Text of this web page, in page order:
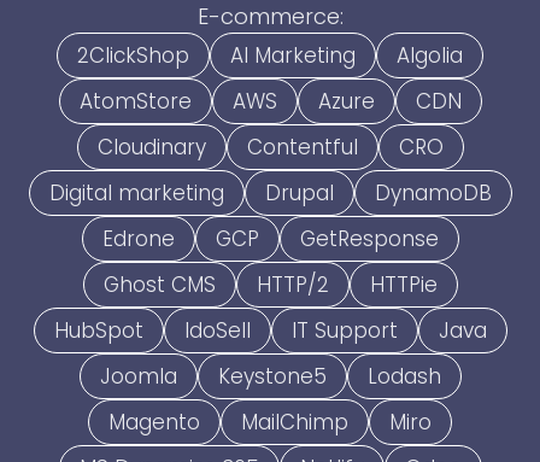
E-commerce:
2ClickShop AI Marketing
Algolia
AtomStore
AWS Azure
CDN
Cloudinary
Contentful
CRO
Digital marketing
Drupal
DynamoDB
Edrone
GCP
GetResponse
Ghost CMS
HTTP/2
HTTPie
HubSpot
IdoSell IT Support
Java
Joomla
Keystone5
Lodash
Magento
MailChimp
Miro